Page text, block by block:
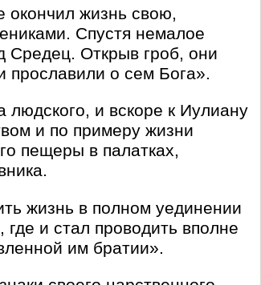
окончил жизнь свою,
Спустя немалое
Средец. Открыв гроб, они
о сем Бога».
людского, и вскоре к Иулиану
и по примеру жизни
пещеры в палатках,
жизнь в полном уединении
и стал проводить вполне
им братии».